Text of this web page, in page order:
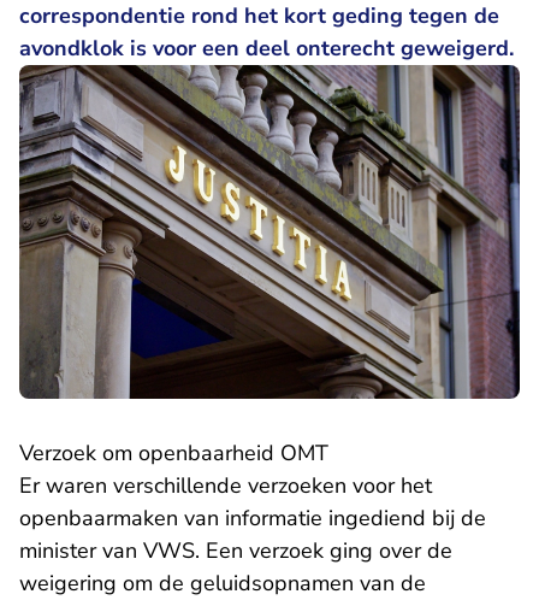
correspondentie rond het kort geding tegen de
avondklok is voor een deel onterecht geweigerd.
Verzoek om openbaarheid OMT
Er waren verschillende verzoeken voor het
openbaarmaken van informatie ingediend bij de
minister van VWS. Een verzoek ging over de
weigering om de geluidsopnamen van de